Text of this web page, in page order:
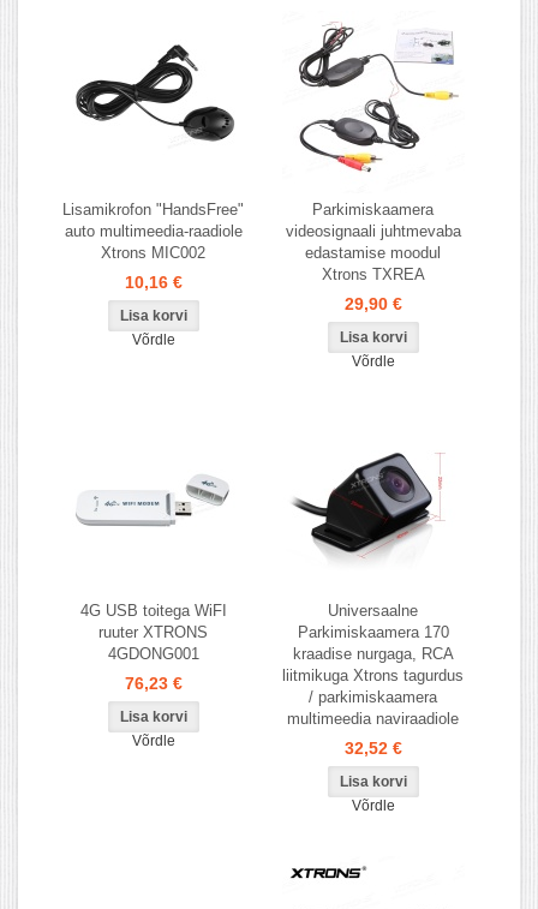
Lisamikrofon "HandsFree"
auto multimeedia-raadiole
Xtrons MIC002
10,16 €
Võrdle
Parkimiskaamera
videosignaali juhtmevaba
edastamise moodul
Xtrons TXREA
29,90 €
Võrdle
4G USB toitega WiFI
ruuter XTRONS
4GDONG001
76,23 €
Võrdle
Universaalne
Parkimiskaamera 170
kraadise nurgaga, RCA
liitmikuga Xtrons tagurdus
/ parkimiskaamera
multimeedia naviraadiole
32,52 €
Võrdle